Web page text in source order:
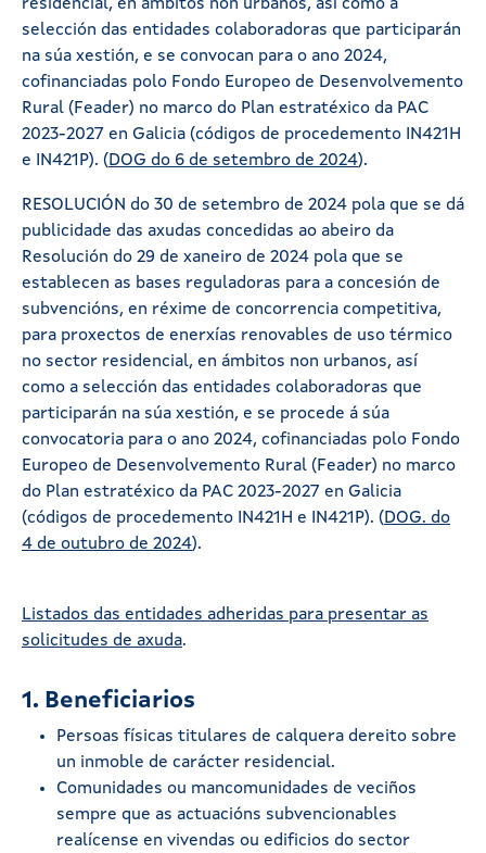
residencial, en ámbitos non urbanos, así como a
selección das entidades colaboradoras que participarán
na súa xestión, e se convocan para o ano 2024,
cofinanciadas polo Fondo Europeo de Desenvolvemento
Rural (Feader) no marco do Plan estratéxico da PAC
2023-2027 en Galicia (códigos de procedemento IN421H
e IN421P). ( DOG do 6 de setembro de 2024).
RESOLUCIÓN do 30 de setembro de 2024 pola que se dá
publicidade das axudas concedidas ao abeiro da
Resolución do 29 de xaneiro de 2024 pola que se
establecen as bases reguladoras para a concesión de
subvencións, en réxime de concorrencia competitiva,
para proxectos de enerxías renovables de uso térmico
no sector residencial, en ámbitos non urbanos, así
como a selección das entidades colaboradoras que
participarán na súa xestión, e se procede á súa
convocatoria para o ano 2024, cofinanciadas polo Fondo
Europeo de Desenvolvemento Rural (Feader) no marco
do Plan estratéxico da PAC 2023-2027 en Galicia
(códigos de procedemento IN421H e IN421P). ( DOG. do
4 de outubro de 2024).
Listados das entidades adheridas para presentar as
solicitudes de axuda.
1. Beneficiarios
Persoas físicas titulares de calquera dereito sobre
un inmoble de carácter residencial.
Comunidades ou mancomunidades de veciños
sempre que as actuacións subvencionables
realícense en vivendas ou edificios do sector